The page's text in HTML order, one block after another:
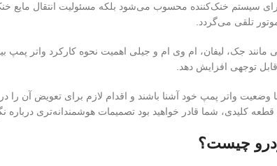
سیستم خنک‌کننده محسوب می‌شود بلکه مسئولیت انتقال مایع
تلقی می‌گردد.
جک، لیفان، ام وی ام و جیلی اهمیت نحوه کارکرد واتر
توجهی افزایش دهد.
با وضعیت واتر پمپ خود آشنا باشند و اقدام لازم برای تعویض
کلیدی، شما قادر خواهید بود تصمیمات هوشمندانه‌تری درباره
چیست؟